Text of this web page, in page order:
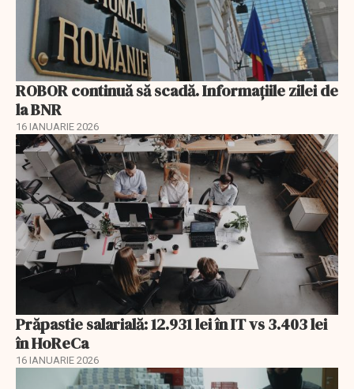
ROBOR continuă să scadă. Informaţiile zilei de
la BNR
16 IANUARIE 2026
Prăpastie salarială: 12.931 lei în IT vs 3.403 lei
în HoReCa
16 IANUARIE 2026